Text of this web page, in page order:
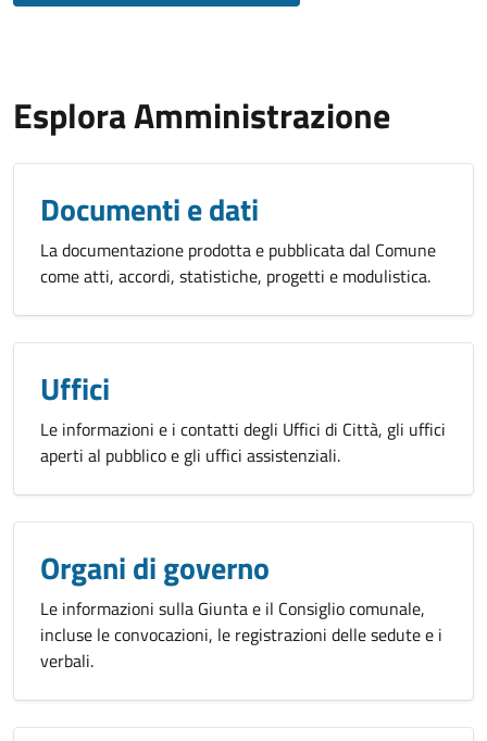
Esplora Amministrazione
Documenti e dati
La documentazione prodotta e pubblicata dal Comune
come atti, accordi, statistiche, progetti e modulistica.
Uffici
Le informazioni e i contatti degli Uffici di Città, gli uffici
aperti al pubblico e gli uffici assistenziali.
Organi di governo
Le informazioni sulla Giunta e il Consiglio comunale,
incluse le convocazioni, le registrazioni delle sedute e i
verbali.